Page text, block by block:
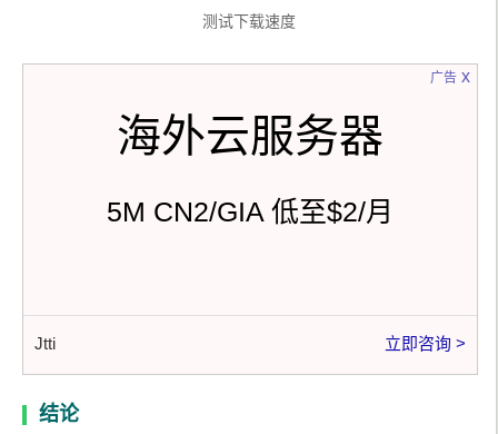
测试下载速度
广告
海外云服务器
5M CN2/GIA 低至$2/月
Jtti 立即咨询 >
x
结论